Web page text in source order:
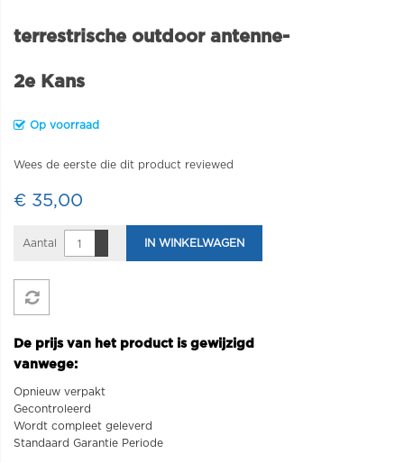
terrestrische outdoor antenne-
2e Kans
Op voorraad
Wees de eerste die dit product reviewed
€ 35,00
Aantal IN WINKELWAGEN
De prijs van het product is gewijzigd
vanwege:
Opnieuw verpakt
Gecontroleerd
Wordt compleet geleverd
Standaard Garantie Periode